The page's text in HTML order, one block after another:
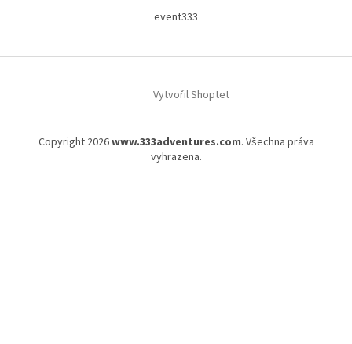
event333
Vytvořil Shoptet
Copyright 2026www.333adventures.com. Všechna práva
vyhrazena.